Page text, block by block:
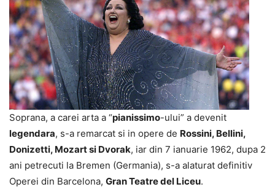
Soprana, a carei arta a “pianissimo-ului” a devenit
legendara, s-a remarcat si in opere de Rossini, Bellini,
Donizetti, Mozart si Dvorak, iar din 7 ianuarie 1962, dupa 2
ani petrecuti la Bremen (Germania), s-a alaturat definitiv
Operei din Barcelona, Gran Teatre del Liceu.